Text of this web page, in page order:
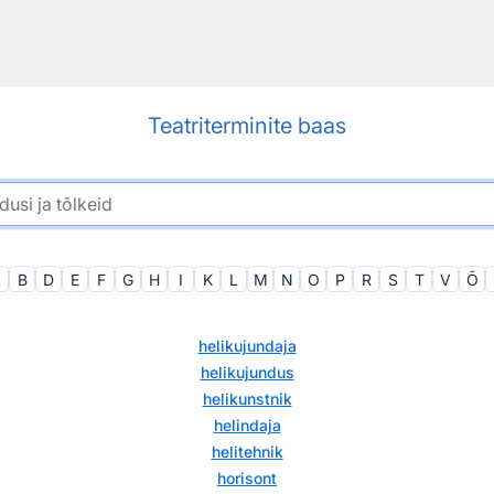
Teatriterminite baas
B D E F G H I K L M N O P R S T V Õ
helikujundaja
helikujundus
helikunstnik
helindaja
helitehnik
horisont